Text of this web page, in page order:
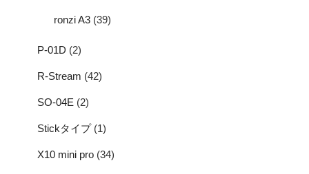
ronzi A3 (39)
P-01D (2)
R-Stream (42)
SO-04E (2)
Stickタイプ(1)
X10 mini pro (34)